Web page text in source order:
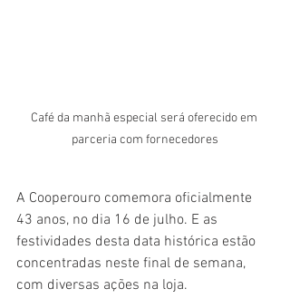
Café da manhã especial será oferecido em
parceria com fornecedores
​A Cooperouro comemora oficialmente
43 anos, no dia 16 de julho. E as
festividades desta data histórica estão
concentradas neste final de semana,
com diversas ações na loja.